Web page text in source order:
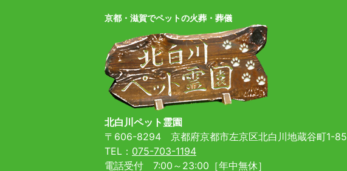
京都・滋賀でペットの火葬・葬儀
北白川ペット霊園
〒606-8294 京都府京都市左京区北白川地蔵谷町1-85
TEL： 075-703-1194
電話受付 7:00～23:00［年中無休］